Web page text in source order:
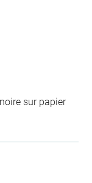
sur papier